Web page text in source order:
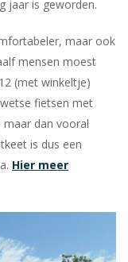
jaar is geworden.
maar ook
mensen moest
(met winkeltje)
fietsen met
dan vooral
is dus een
Hier meer